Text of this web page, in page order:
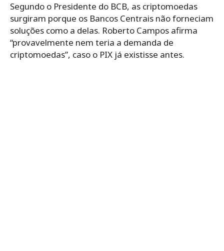
Segundo o Presidente do BCB, as criptomoedas
surgiram porque os Bancos Centrais não forneciam
soluções como a delas. Roberto Campos afirma
“provavelmente nem teria a demanda de
criptomoedas”, caso o PIX já existisse antes.